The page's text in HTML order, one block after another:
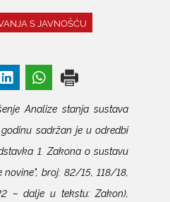
S JAVNOŠĆU
Analize stanja sustava
sadržan je u odredbi
1. Zakona o sustavu
broj: 82/15, 118/18,
– dalje u tekstu: Zakon),